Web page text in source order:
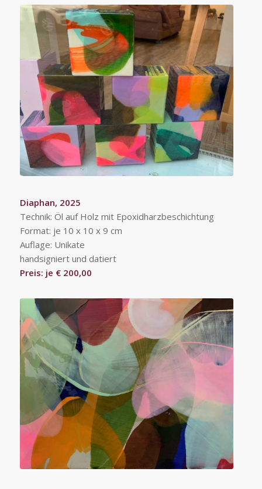
Diaphan, 2025
Technik: Öl auf Holz mit Epoxidharzbeschichtung
Format: je 10 x 10 x 9 cm
Auflage: Unikate
handsigniert und datiert
Preis: je € 200,00